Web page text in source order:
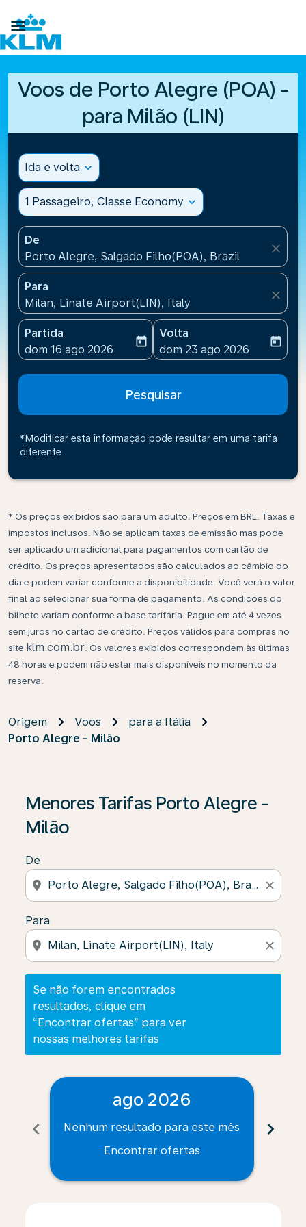

Voos de Porto Alegre (POA) -
para Milão (LIN)
Ida e volta expand_more
1 Passageiro, Classe Economy expand_more
De
Porto Alegre, Salgado Filho(POA), Brazil
close
Para
Milan, Linate Airport(LIN), Italy
close
Partida
fc-booking-departure-date-aria-label
dom 16 ago 2026
today
Volta
fc-booking-return-date-
dom 23 ago 2026
today
Pesquisar
*Modificar esta informação pode resultar em uma tarifa
diferente
* Os preços exibidos são para um adulto. Preços em BRL. Taxas e
impostos inclusos. Não se aplicam taxas de emissão mas pode
ser aplicado um adicional para pagamentos com cartão de
crédito. Os preços apresentados são calculados ao câmbio do
dia e podem variar conforme a disponibilidade. Você verá o valor
final ao selecionar sua forma de pagamento. As condições do
bilhete variam conforme a base tarifária. Pague em até 4 vezes
sem juros no cartão de crédito. Preços válidos para compras no
site klm.com.br . Os valores exibidos correspondem às últimas
48 horas e podem não estar mais disponíveis no momento da
reserva.
Origem Voos
para a Itália
Porto Alegre - Milão
Menores Tarifas Porto Alegre -
Milão
De
location_on close
Para
location_on close
Se não forem encontrados
resultados, clique em
“Encontrar ofertas” para ver
nossas melhores tarifas
Se não forem encontrados resultados, clique em
chevron_left
ago 2026
Nenhum resultado para este mês
Encontrar ofertas
chevron_right